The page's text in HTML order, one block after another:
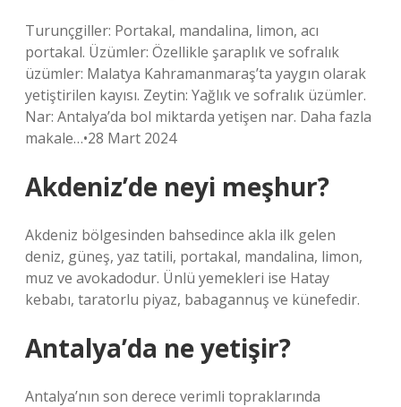
Turunçgiller: Portakal, mandalina, limon, acı
portakal. Üzümler: Özellikle şaraplık ve sofralık
üzümler: Malatya Kahramanmaraş’ta yaygın olarak
yetiştirilen kayısı. Zeytin: Yağlık ve sofralık üzümler.
Nar: Antalya’da bol miktarda yetişen nar. Daha fazla
makale…•28 Mart 2024
Akdeniz’de neyi meşhur?
Akdeniz bölgesinden bahsedince akla ilk gelen
deniz, güneş, yaz tatili, portakal, mandalina, limon,
muz ve avokadodur. Ünlü yemekleri ise Hatay
kebabı, taratorlu piyaz, babagannuş ve künefedir.
Antalya’da ne yetişir?
Antalya’nın son derece verimli topraklarında